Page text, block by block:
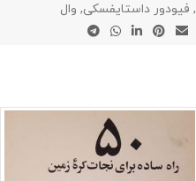
, فیودور داستایفسکی, وال